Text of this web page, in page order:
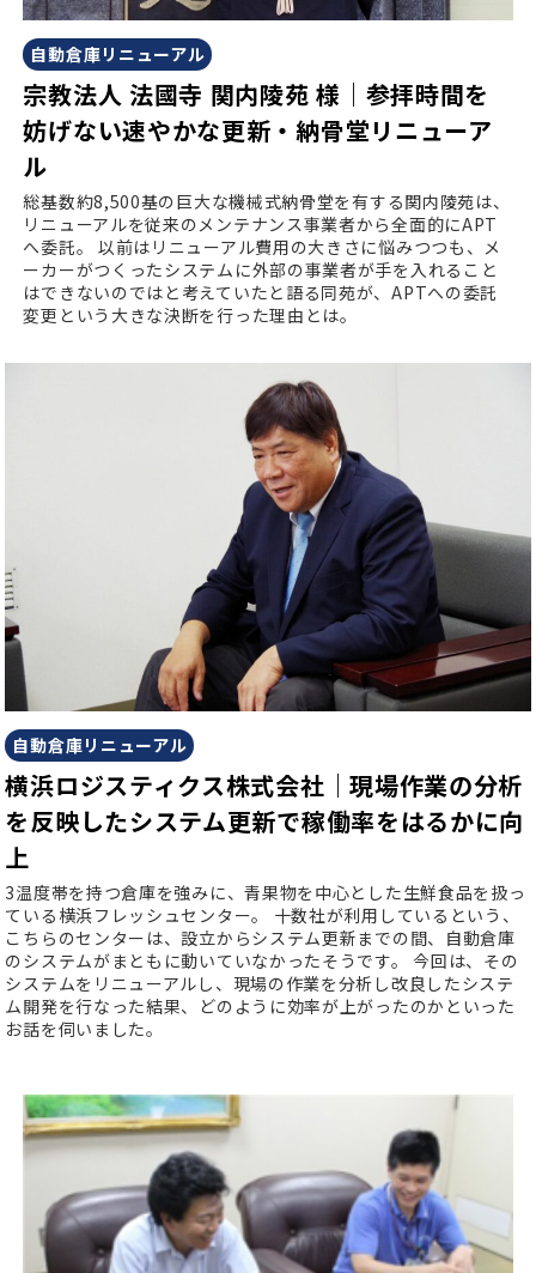
自動倉庫リニューアル
宗教法人 法國寺 関内陵苑 様｜参拝時間を
妨げない速やかな更新・納骨堂リニューア
ル
総基数約8,500基の巨大な機械式納骨堂を有する関内陵苑は、
リニューアルを従来のメンテナンス事業者から全面的にAPT
へ委託。
以前はリニューアル費用の大きさに悩みつつも、メ
ーカーがつくったシステムに外部の事業者が手を入れること
はできないのではと考えていたと語る同苑が、APTへの委託
変更という大きな決断を行った理由とは。
自動倉庫リニューアル
横浜ロジスティクス株式会社｜現場作業の分析
を反映したシステム更新で稼働率をはるかに向
上
3温度帯を持つ倉庫を強みに、青果物を中心とした生鮮食品を扱っ
ている横浜フレッシュセンター。
十数社が利用しているという、
こちらのセンターは、設立からシステム更新までの間、自動倉庫
のシステムがまともに動いていなかったそうです。
今回は、その
システムをリニューアルし、現場の作業を分析し改良したシステ
ム開発を行なった結果、どのように効率が上がったのかといった
お話を伺いました。